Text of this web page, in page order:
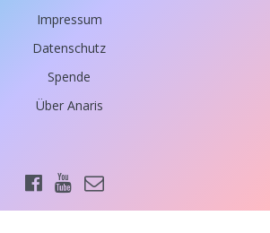
Impressum
Datenschutz
Spende
Über Anaris